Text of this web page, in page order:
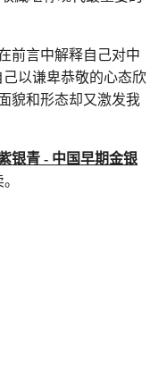
前言中解释自己对中
以谦卑恭敬的心态欣
貌和形态却又激发我
紫银青 - 中国早期金银